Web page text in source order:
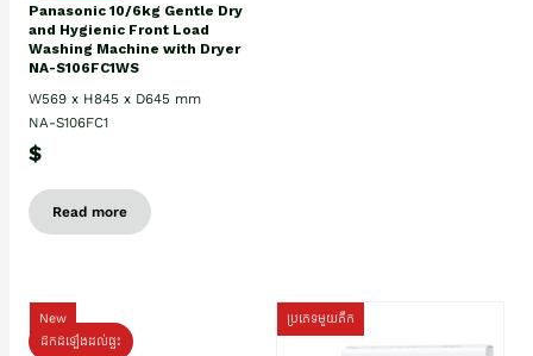
Panasonic 10/6kg Gentle Dry
and Hygienic Front Load
Washing Machine with Dryer
NA-S106FC1WS
W569 x H845 x D645 mm
NA-S106FC1
$
Read more
New
ដឹកដំឡើងដល់ផ្ទះ
ប្រភេទមួយតឹក